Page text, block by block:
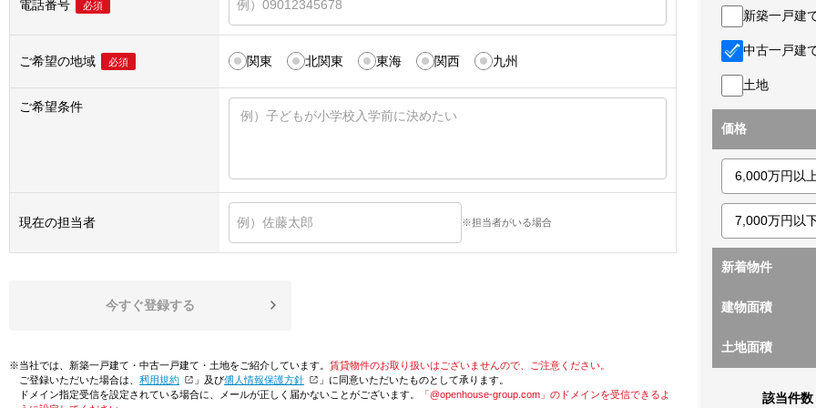
電話番号 必須
ご希望の地域 必須 関東 北関東 東海 関西 九州
ご希望条件
現在の担当者 ※担当者がいる場合
今すぐ登録する
※当社では、新築一戸建て・中古一戸建て・土地をご紹介しています。 賃貸物件のお取り扱いはございませんので、ご注意ください。
ご登録いただいた場合は、「利用規約 」及び「個人情報保護方針
」に同意いただいたものとして承ります。
ドメイン指定受信を設定されている場合に、メールが正しく届かないことがございます。
「@openhouse-group.com」のドメインを受信できるよ
新築一戸建
中古一戸建
土地
価格
新着物件
建物面積
土地面積
該当件数